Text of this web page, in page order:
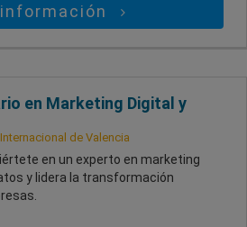
en Marketing Digital y
de Valencia
en un experto en marketing
y lidera la transformación